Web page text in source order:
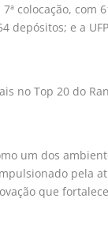
colocação, com
depósitos; e a
no Top 20 do
um dos
pela
que